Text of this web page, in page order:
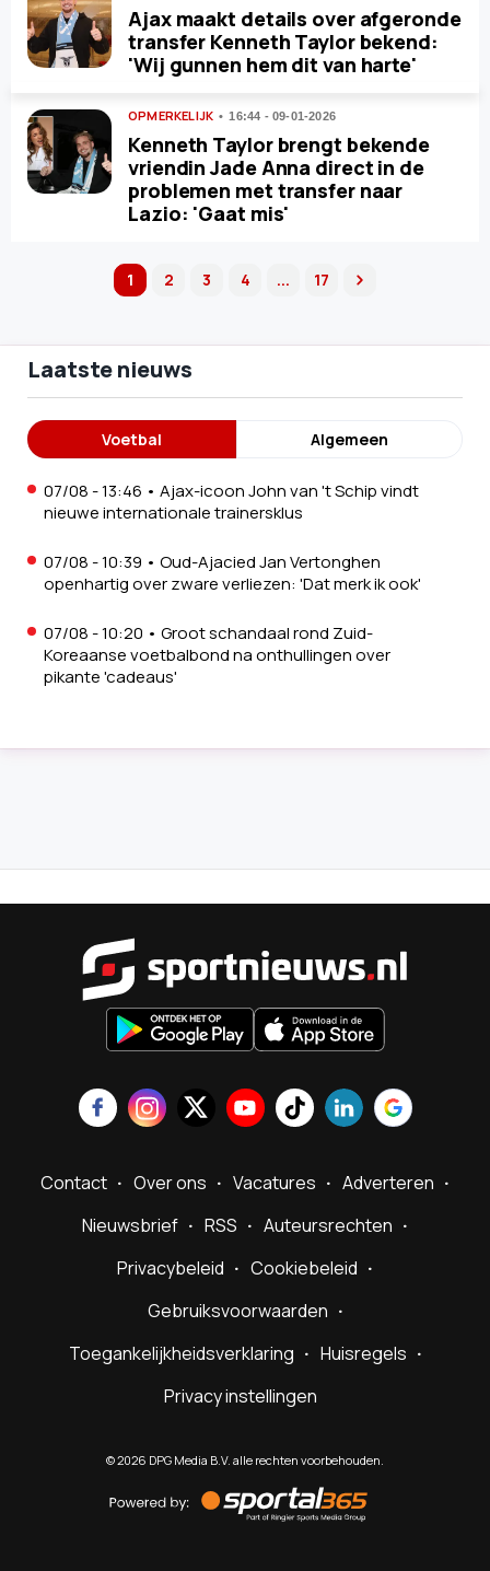
Ajax maakt details over afgeronde
transfer Kenneth Taylor bekend:
'Wij gunnen hem dit van harte'
OPMERKELIJK 16:44 - 09-01-2026
Kenneth Taylor brengt bekende
vriendin Jade Anna direct in de
problemen met transfer naar
Lazio: 'Gaat mis'
1 2 3 4 ... 17
Laatste nieuws
Voetbal Algemeen
07/08 - 13:46 • Ajax-icoon John van 't Schip vindt
nieuwe internationale trainersklus
07/08 - 10:39 • Oud-Ajacied Jan Vertonghen
openhartig over zware verliezen: 'Dat merk ik ook'
07/08 - 10:20 • Groot schandaal rond Zuid-
Koreaanse voetbalbond na onthullingen over
pikante 'cadeaus'
Contact Over ons Vacatures
Adverteren
Nieuwsbrief
RSS
Auteursrechten
Privacybeleid
Cookiebeleid
Gebruiksvoorwaarden
Toegankelijkheidsverklaring
Huisregels
Privacy instellingen
©2026 DPG Media B.V. alle rechten voorbehouden.
by
Sportal365